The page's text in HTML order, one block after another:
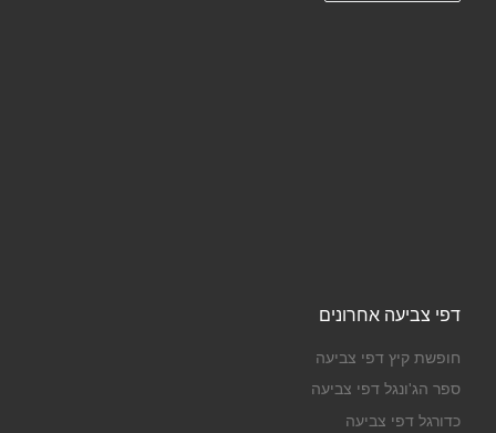
דפי צביעה אחרונים
חופשת קיץ דפי צביעה
ספר הג'ונגל דפי צביעה
כדורגל דפי צביעה